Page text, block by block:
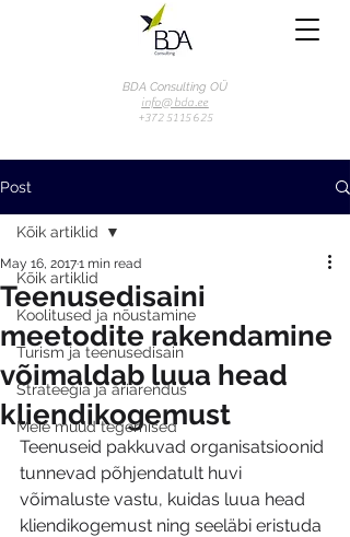
BDA Consulting OÜ
info@bda.ee
+372 51 15 625
Post
Kõik artiklid
Koolitused ja nõustamine
Turism ja teenusedisain
Strateegia ja äriarendus
Meie muud tegemised
Kõik artiklid
Teenusedisaini
meetodite rakendamine
võimaldab luua head
kliendikogemust
May 16, 20171 min read
Teenuseid pakkuvad organisatsioonid
tunnevad põhjendatult huvi
võimaluste vastu, kuidas luua head
kliendikogemust ning seeläbi eristuda